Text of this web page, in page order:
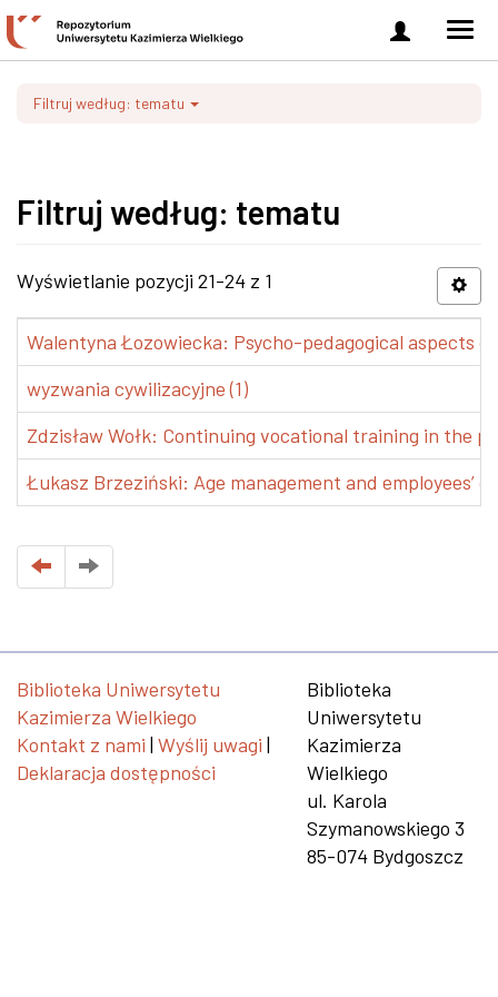
Zaloguj
się
Filtruj według: tematu
Filtruj według: tematu
Wyświetlanie pozycji 21-24 z 1
Walentyna Łozowiecka: Psycho-pedagogical aspects
wyzwania cywilizacyjne (1)
Zdzisław Wołk: Continuing vocational training in the
Łukasz Brzeziński: Age management and employees’
Biblioteka Uniwersytetu
Kazimierza Wielkiego
Kontakt z nami | Wyślij uwagi |
Deklaracja dostępności
Biblioteka
Uniwersytetu
Kazimierza
Wielkiego
ul. Karola
Szymanowskiego 3
85-074 Bydgoszcz